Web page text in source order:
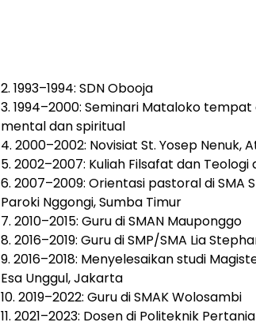
2. 1993–1994: SDN Obooja
3. 1994–2000: Seminari Mataloko
mental dan spiritual
4. 2000–2002: Novisiat St. Yosep Nenuk,
5. 2002–2007: Kuliah Filsafat dan Teologi
6. 2007–2009: Orientasi pastoral di SMA
Paroki Nggongi, Sumba Timur
7. 2010–2015: Guru di SMAN Mauponggo
8. 2016–2019: Guru di SMP/SMA Lia
9. 2016–2018: Menyelesaikan studi
Esa Unggul, Jakarta
10. 2019–2022: Guru di SMAK Wolosambi
11. 2021–2023: Dosen di Politeknik